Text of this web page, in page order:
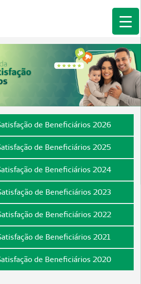
de Beneficiários 2026
de Beneficiários 2025
de Beneficiários 2024
de Beneficiários 2023
de Beneficiários 2022
de Beneficiários 2021
de Beneficiários 2020